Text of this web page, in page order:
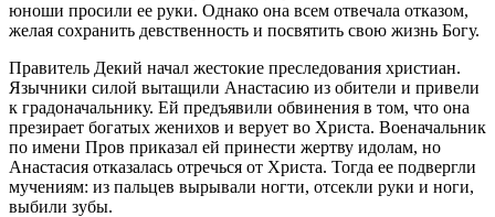
юноши просили ее руки. Однако она всем отвечала отказом,
желая сохранить девственность и посвятить свою жизнь Богу.
Правитель Декий начал жестокие преследования христиан.
Язычники силой вытащили Анастасию из обители и привели
к градоначальнику. Ей предъявили обвинения в том, что она
презирает богатых женихов и верует во Христа. Военачальник
по имени Пров приказал ей принести жертву идолам, но
Анастасия отказалась отречься от Христа. Тогда ее подвергли
мучениям: из пальцев вырывали ногти, отсекли руки и ноги,
выбили зубы.